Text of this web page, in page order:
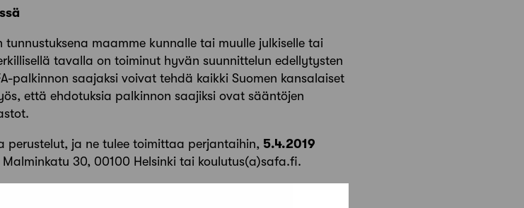
maamme kunnalle tai muulle julkiselle tai
tavalla on toiminut hyvän suunnittelun edellytysten
palkinnon saajaksi voivat tehdä kaikki Suomen kansalaiset
että ehdotuksia palkinnon saajiksi ovat sääntöjen
perustelut, ja ne tulee toimittaa perjantaihin, 5.4.2019
30, 00100 Helsinki tai koulutus(a)safa.fi.